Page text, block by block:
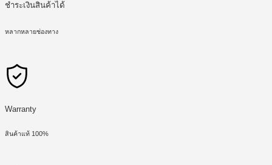
ชำระเงินสินค้าได้
หลากหลายช่องทาง
Warranty
สินค้าแท้ 100%